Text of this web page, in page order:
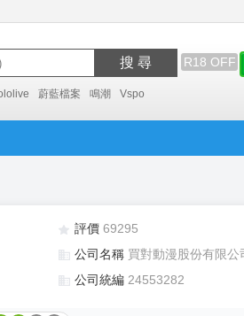
搜 尋 R18 OFF
蔚藍檔案 鳴潮 Vspo
評價 69295
公司名稱 買對動漫股份有限公
公司統編 24553282